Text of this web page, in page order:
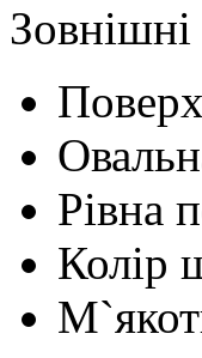
Зовнішні
Рівна
Колір